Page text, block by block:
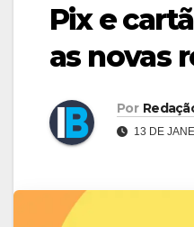
Pix e
as novas
Por
13 DE